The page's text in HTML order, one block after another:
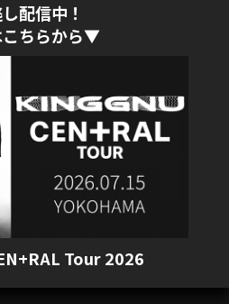
配信中！
こちらから▼
Tour 2026